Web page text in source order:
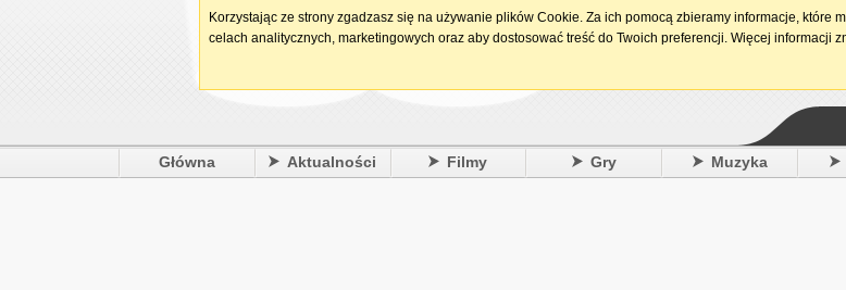
15.
Główna Aktualności Filmy Gry Muzyka
Korzystając ze strony zgadzasz się na używanie plików Cookie. Za ich pomocą zbieramy informacje, które
celach analitycznych, marketingowych oraz aby dostosować treść do Twoich preferencji. Więcej informacji